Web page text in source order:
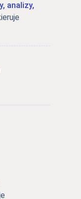
analizy,